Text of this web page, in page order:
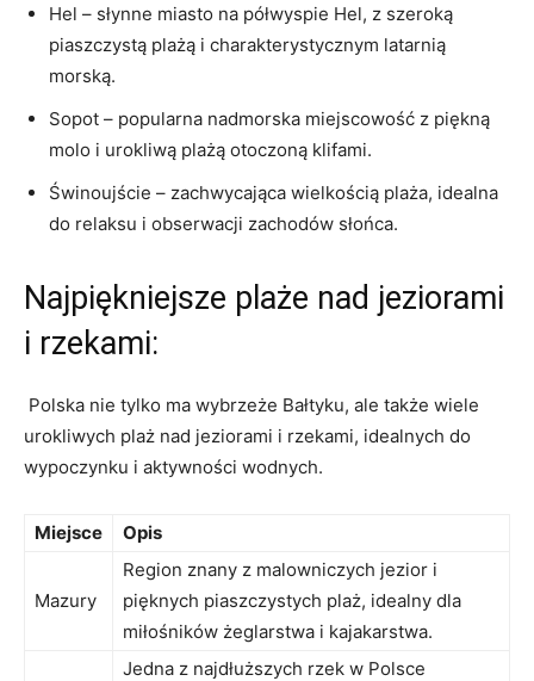
Hel – słynne ⁣miasto na półwyspie Hel, z szeroką
piaszczystą plażą i charakterystycznym‍ latarnią
morską.
Sopot – popularna nadmorska miejscowość z piękną
molo‍ i urokliwą plażą otoczoną klifami.
Świnoujście – zachwycająca wielkością plaża, idealna
‍do relaksu i obserwacji zachodów słońca.
Najpiękniejsze plaże nad jeziorami
i rzekami:
⁣ Polska nie ⁢tylko ma wybrzeże Bałtyku, ale także wiele
urokliwych plaż nad jeziorami i rzekami, idealnych do⁣
wypoczynku i aktywności ‌wodnych.
Miejsce Opis
Mazury
Region znany z malowniczych jezior i
pięknych piaszczystych plaż, idealny dla
miłośników ‌żeglarstwa i kajakarstwa.
Jedna z najdłuższych rzek ⁢w Polsce